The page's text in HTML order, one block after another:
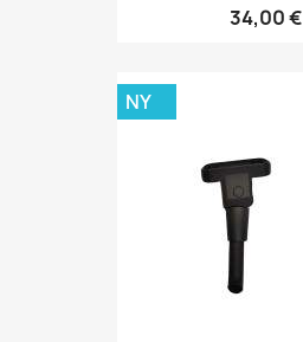
34,00 €
NY